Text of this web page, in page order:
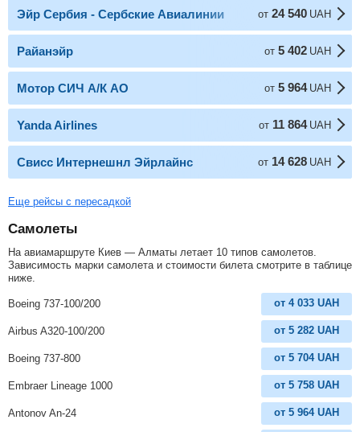
Эйр Сербия - Сербские Авиалинии от 24 540 UAH
Райанэйр от 5 402 UAH
Мотор СИЧ А/К АО от 5 964 UAH
Yanda Airlines от 11 864 UAH
Свисс Интернешнл Эйрлайнс от 14 628 UAH
Еще рейсы с пересадкой
Самолеты
На авиамаршруте Киев — Алматы летает 10 типов самолетов.
Зависимость марки самолета и стоимости билета смотрите в таблице
ниже.
Boeing 737-100/200 от 4 033 UAH
Airbus A320-100/200 от 5 282 UAH
Boeing 737-800 от 5 704 UAH
Embraer Lineage 1000 от 5 758 UAH
Antonov An-24 от 5 964 UAH